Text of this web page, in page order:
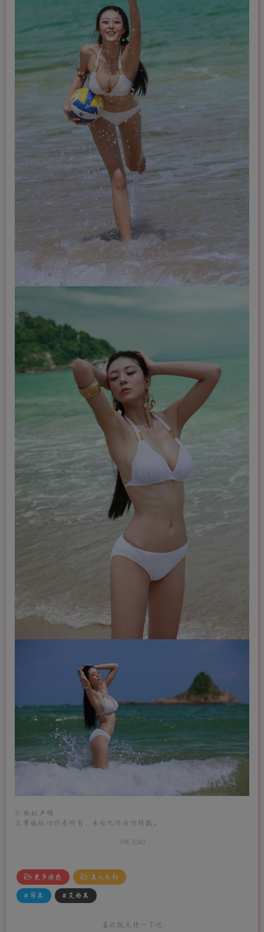
版权声明
文章版权归作者所有，未经允许请勿转载。
THE END
更多诱惑 真人系列
# 写真 # 艾尚真
喜欢就支持一下吧